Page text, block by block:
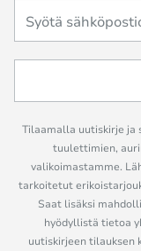
Tilaamalla uutiskirje ja
tuulettimien,
valikoimastamme.
tarkoitetut
Saat lisäksi
hyödyllistä tietoa
uutiskirjeen tilauksen